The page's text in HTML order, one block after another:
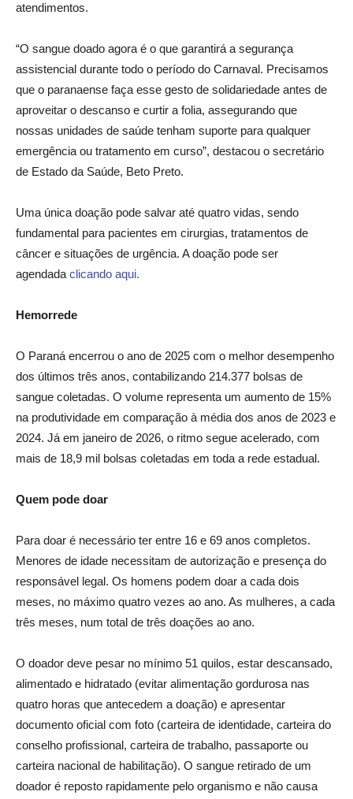
atendimentos.
“O sangue doado agora é o que garantirá a segurança
assistencial durante todo o período do Carnaval. Precisamos
que o paranaense faça esse gesto de solidariedade antes de
aproveitar o descanso e curtir a folia, assegurando que
nossas unidades de saúde tenham suporte para qualquer
emergência ou tratamento em curso”, destacou o secretário
de Estado da Saúde, Beto Preto.
Uma única doação pode salvar até quatro vidas, sendo
fundamental para pacientes em cirurgias, tratamentos de
câncer e situações de urgência. A doação pode ser
agendada clicando aqui.
Hemorrede
O Paraná encerrou o ano de 2025 com o melhor desempenho
dos últimos três anos, contabilizando 214.377 bolsas de
sangue coletadas. O volume representa um aumento de 15%
na produtividade em comparação à média dos anos de 2023 e
2024. Já em janeiro de 2026, o ritmo segue acelerado, com
mais de 18,9 mil bolsas coletadas em toda a rede estadual.
Quem pode doar
Para doar é necessário ter entre 16 e 69 anos completos.
Menores de idade necessitam de autorização e presença do
responsável legal. Os homens podem doar a cada dois
meses, no máximo quatro vezes ao ano. As mulheres, a cada
três meses, num total de três doações ao ano.
O doador deve pesar no mínimo 51 quilos, estar descansado,
alimentado e hidratado (evitar alimentação gordurosa nas
quatro horas que antecedem a doação) e apresentar
documento oficial com foto (carteira de identidade, carteira do
conselho profissional, carteira de trabalho, passaporte ou
carteira nacional de habilitação). O sangue retirado de um
doador é reposto rapidamente pelo organismo e não causa